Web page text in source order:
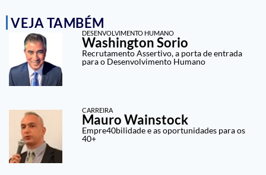
VEJA TAMBÉM
DESENVOLVIMENTO HUMANO
Washington Sorio
Recrutamento Assertivo, a porta de entrada
para o Desenvolvimento Humano
CARREIRA
Mauro Wainstock
Empre40bilidade e as oportunidades para os
40+